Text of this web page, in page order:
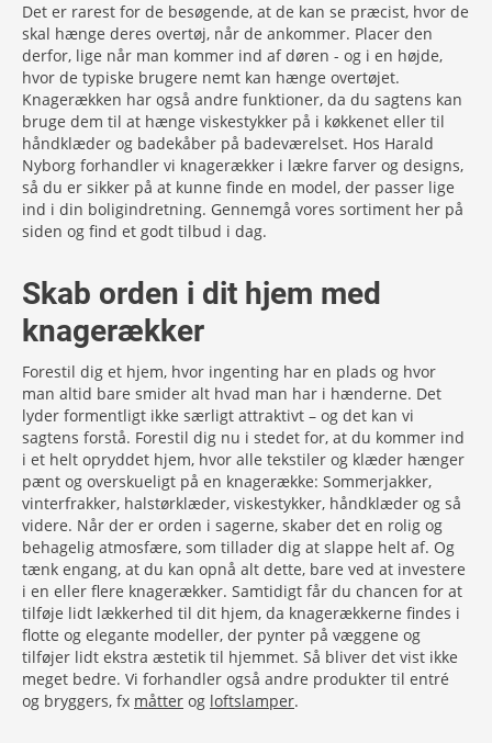
Det er rarest for de besøgende, at de kan se præcist, hvor de
skal hænge deres overtøj, når de ankommer. Placer den
derfor, lige når man kommer ind af døren - og i en højde,
hvor de typiske brugere nemt kan hænge overtøjet.
Knagerækken har også andre funktioner, da du sagtens kan
bruge dem til at hænge viskestykker på i køkkenet eller til
håndklæder og badekåber på badeværelset. Hos Harald
Nyborg forhandler vi knagerækker i lækre farver og designs,
så du er sikker på at kunne finde en model, der passer lige
ind i din boligindretning. Gennemgå vores sortiment her på
siden og find et godt tilbud i dag.
Skab orden i dit hjem med
knagerækker
Forestil dig et hjem, hvor ingenting har en plads og hvor
man altid bare smider alt hvad man har i hænderne. Det
lyder formentligt ikke særligt attraktivt – og det kan vi
sagtens forstå. Forestil dig nu i stedet for, at du kommer ind
i et helt opryddet hjem, hvor alle tekstiler og klæder hænger
pænt og overskueligt på en knagerække: Sommerjakker,
vinterfrakker, halstørklæder, viskestykker, håndklæder og så
videre. Når der er orden i sagerne, skaber det en rolig og
behagelig atmosfære, som tillader dig at slappe helt af. Og
tænk engang, at du kan opnå alt dette, bare ved at investere
i en eller flere knagerækker. Samtidigt får du chancen for at
tilføje lidt lækkerhed til dit hjem, da knagerækkerne findes i
flotte og elegante modeller, der pynter på væggene og
tilføjer lidt ekstra æstetik til hjemmet. Så bliver det vist ikke
meget bedre. Vi forhandler også andre produkter til entré
og bryggers, fx måtter og loftslamper.